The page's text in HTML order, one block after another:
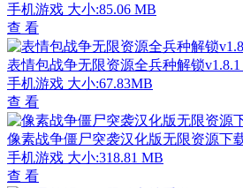
手机游戏 大小:85.06 MB
查 看
表情包战争无限资源全兵种解锁
手机游戏 大小:67.83MB
查 看
像素战争僵尸突袭汉化版无限资源下
手机游戏 大小:318.81 MB
查 看